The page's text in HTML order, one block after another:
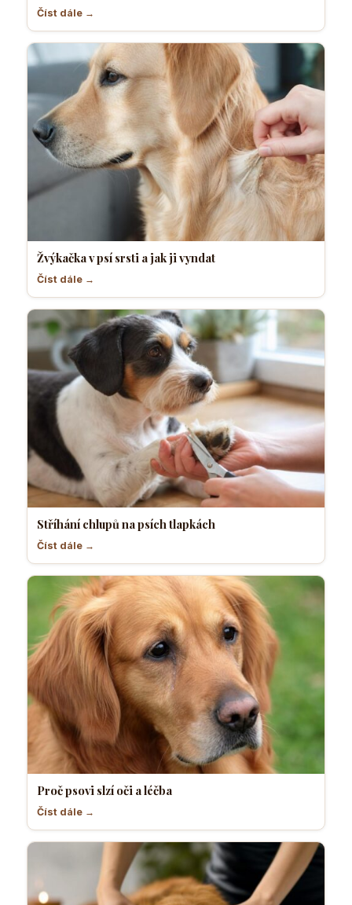
Číst dále →
Žvýkačka v psí srsti a jak ji vyndat
Číst dále →
Stříhání chlupů na psích tlapkách
Číst dále →
Proč psovi slzí oči a léčba
Číst dále →